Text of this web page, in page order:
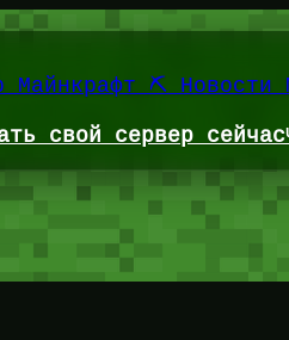
Майнкрафт ⛏️
свой сервер сейчас